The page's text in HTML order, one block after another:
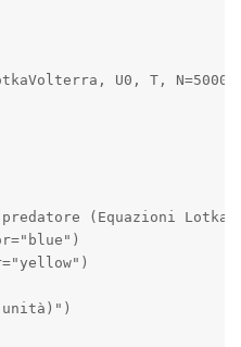
U0, T, N=5000)
(Equazioni